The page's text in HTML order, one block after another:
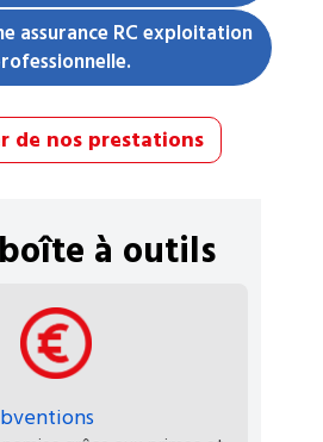
assurance RC exploitation
de nos prestations
à outils